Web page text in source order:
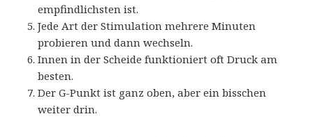
empfindlichsten ist.
Jede Art der Stimulation mehrere Minuten
probieren und dann wechseln.
Innen in der Scheide funktioniert oft Druck am
besten.
Der G-Punkt ist ganz oben, aber ein bisschen
weiter drin.